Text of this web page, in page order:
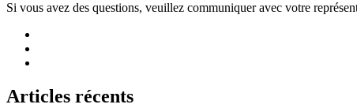
Si vous avez des questions, veuillez communiquer avec votre
Articles récents